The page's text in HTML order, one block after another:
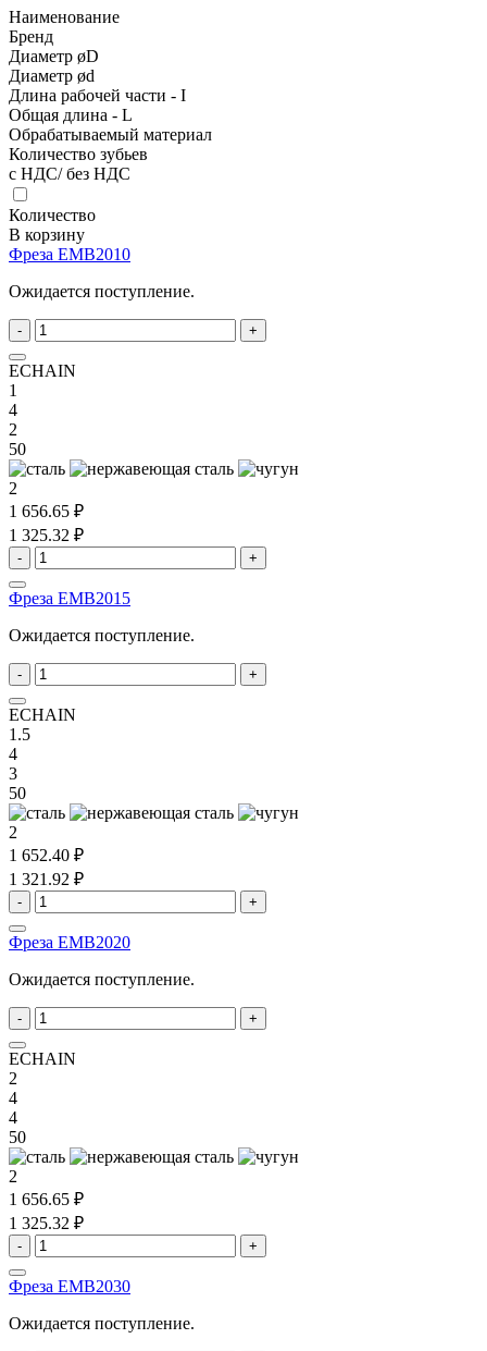
Наименование
Бренд
Диаметр øD
Диаметр ød
Длина рабочей части - I
Общая длина - L
Обрабатываемый материал
Количество зубьев
с НДС/ без НДС
Количество
В корзину
Фреза EMB2010
Ожидается поступление.
- +
ECHAIN
1
4
2
50
2
1 656.65 ₽
1 325.32 ₽
- +
Фреза EMB2015
Ожидается поступление.
- +
ECHAIN
1.5
4
3
50
2
1 652.40 ₽
1 321.92 ₽
- +
Фреза EMB2020
Ожидается поступление.
- +
ECHAIN
2
4
4
50
2
1 656.65 ₽
1 325.32 ₽
- +
Фреза EMB2030
Ожидается поступление.